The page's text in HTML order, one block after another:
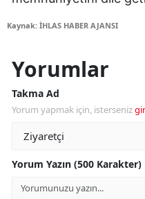
Kaynak: İHLAS HABER AJANSI
Yorumlar
Takma Ad
Yorum yapmak için, isterseniz
Yorum Yazın (500 Karakter)